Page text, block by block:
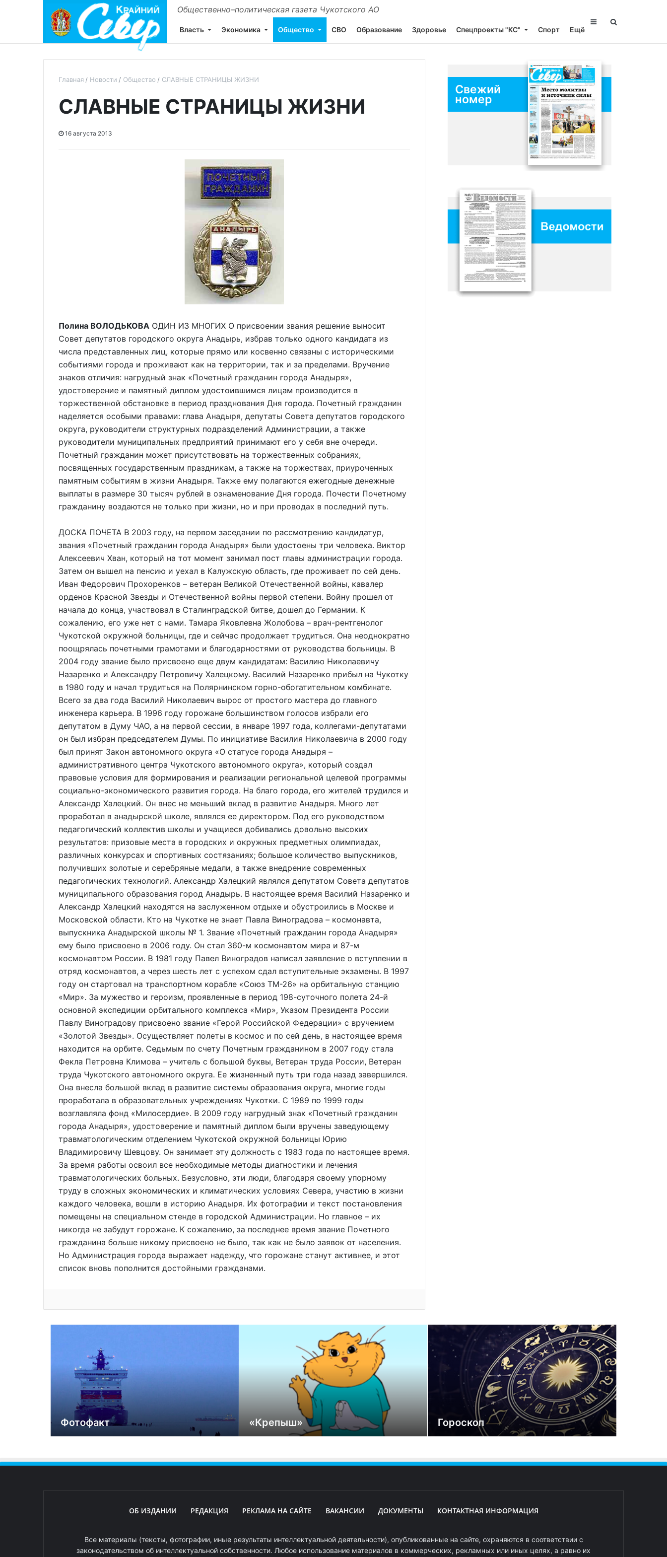
Общественно–политическая газета Чукотского АО
Власть Экономика Общество СВО Образование Здоровье Спецпроекты "КС" Спорт Ещё
Главная Новости Общество СЛАВНЫЕ СТРАНИЦЫ ЖИЗНИ
СЛАВНЫЕ СТРАНИЦЫ ЖИЗНИ
16 августа 2013
Полина ВОЛОДЬКОВА ОДИН ИЗ МНОГИХ О присвоении звания решение выносит
Совет депутатов городского округа Анадырь, избрав только одного кандидата из
числа представленных лиц, которые прямо или косвенно связаны с историческими
событиями города и проживают как на территории, так и за пределами. Вручение
знаков отличия: нагрудный знак «Почетный гражданин города Анадыря»,
удостоверение и памятный диплом удостоившимся лицам производится в
торжественной обстановке в период празднования Дня города. Почетный гражданин
наделяется особыми правами: глава Анадыря, депутаты Совета депутатов городского
округа, руководители структурных подразделений Администрации, а также
руководители муниципальных предприятий принимают его у себя вне очереди.
Почетный гражданин может присутствовать на торжественных собраниях,
посвященных государственным праздникам, а также на торжествах, приуроченных
памятным событиям в жизни Анадыря. Также ему полагаются ежегодные денежные
выплаты в размере 30 тысяч рублей в ознаменование Дня города. Почести Почетному
гражданину воздаются не только при жизни, но и при проводах в последний путь.
ДОСКА ПОЧЕТА В 2003 году, на первом заседании по рассмотрению кандидатур,
звания «Почетный гражданин города Анадыря» были удостоены три человека. Виктор
Алексеевич Хван, который на тот момент занимал пост главы администрации города.
Затем он вышел на пенсию и уехал в Калужскую область, где проживает по сей день.
Иван Федорович Прохоренков – ветеран Великой Отечественной войны, кавалер
орденов Красной Звезды и Отечественной войны первой степени. Войну прошел от
начала до конца, участвовал в Сталинградской битве, дошел до Германии. К
сожалению, его уже нет с нами. Тамара Яковлевна Жолобова – врач-рентгенолог
Чукотской окружной больницы, где и сейчас продолжает трудиться. Она неоднократно
поощрялась почетными грамотами и благодарностями от руководства больницы. В
2004 году звание было присвоено еще двум кандидатам: Василию Николаевичу
Назаренко и Александру Петровичу Халецкому. Василий Назаренко прибыл на Чукотку
в 1980 году и начал трудиться на Полярнинском горно-обогатительном комбинате.
Всего за два года Василий Николаевич вырос от простого мастера до главного
инженера карьера. В 1996 году горожане большинством голосов избрали его
депутатом в Думу ЧАО, а на первой сессии, в январе 1997 года, коллегами-депутатами
он был избран председателем Думы. По инициативе Василия Николаевича в 2000 году
был принят Закон автономного округа «О статусе города Анадыря –
административного центра Чукотского автономного округа», который создал
правовые условия для формирования и реализации региональной целевой программы
социально-экономического развития города. На благо города, его жителей трудился и
Александр Халецкий. Он внес не меньший вклад в развитие Анадыря. Много лет
проработал в анадырской школе, являлся ее директором. Под его руководством
педагогический коллектив школы и учащиеся добивались довольно высоких
результатов: призовые места в городских и окружных предметных олимпиадах,
различных конкурсах и спортивных состязаниях; большое количество выпускников,
получивших золотые и серебряные медали, а также внедрение современных
педагогических технологий. Александр Халецкий являлся депутатом Совета депутатов
муниципального образования город Анадырь. В настоящее время Василий Назаренко и
Александр Халецкий находятся на заслуженном отдыхе и обустроились в Москве и
Московской области. Кто на Чукотке не знает Павла Виноградова – космонавта,
выпускника Анадырской школы № 1. Звание «Почетный гражданин города Анадыря»
ему было присвоено в 2006 году. Он стал 360-м космонавтом мира и 87-м
космонавтом России. В 1981 году Павел Виноградов написал заявление о вступлении в
отряд космонавтов, а через шесть лет с успехом сдал вступительные экзамены. В 1997
году он стартовал на транспортном корабле «Союз ТМ-26» на орбитальную станцию
«Мир». За мужество и героизм, проявленные в период 198-суточного полета 24-й
основной экспедиции орбитального комплекса «Мир», Указом Президента России
Павлу Виноградову присвоено звание «Герой Российской Федерации» с вручением
«Золотой Звезды». Осуществляет полеты в космос и по сей день, в настоящее время
находится на орбите. Седьмым по счету Почетным гражданином в 2007 году стала
Фекла Петровна Климова – учитель с большой буквы, Ветеран труда России, Ветеран
труда Чукотского автономного округа. Ее жизненный путь три года назад завершился.
Она внесла большой вклад в развитие системы образования округа, многие годы
проработала в образовательных учреждениях Чукотки. С 1989 по 1999 годы
возглавляла фонд «Милосердие». В 2009 году нагрудный знак «Почетный гражданин
города Анадыря», удостоверение и памятный диплом были вручены заведующему
травматологическим отделением Чукотской окружной больницы Юрию
Владимировичу Шевцову. Он занимает эту должность с 1983 года по настоящее время.
За время работы освоил все необходимые методы диагностики и лечения
травматологических больных. Безусловно, эти люди, благодаря своему упорному
труду в сложных экономических и климатических условиях Севера, участию в жизни
каждого человека, вошли в историю Анадыря. Их фотографии и текст постановления
помещены на специальном стенде в городской Администрации. Но главное – их
никогда не забудут горожане. К сожалению, за последнее время звание Почетного
гражданина больше никому присвоено не было, так как не было заявок от населения.
Но Администрация города выражает надежду, что горожане станут активнее, и этот
список вновь пополнится достойными гражданами.
Свежий
номер
Фотофакт «Крепыш» Гороскоп
ОБ ИЗДАНИИ РЕДАКЦИЯ РЕКЛАМА НА САЙТЕ ВАКАНСИИ ДОКУМЕНТЫ КОНТАКТНАЯ ИНФОРМАЦИЯ
Все материалы (тексты, фотографии, иные результаты интеллектуальной деятельности), опубликованные на сайте, охраняются в соответствии с
законодательством об интеллектуальной собственности. Любое использование материалов в коммерческих, рекламных или иных целях, а равно их